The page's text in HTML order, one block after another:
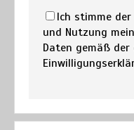
Ich stimme der
und Nutzung
Daten gemäß